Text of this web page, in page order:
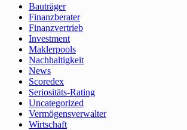
Bauträger
Finanzberater
Finanzvertrieb
Investment
Maklerpools
Nachhaltigkeit
News
Scoredex
Seriositäts-Rating
Uncategorized
Vermögensverwalter
Wirtschaft